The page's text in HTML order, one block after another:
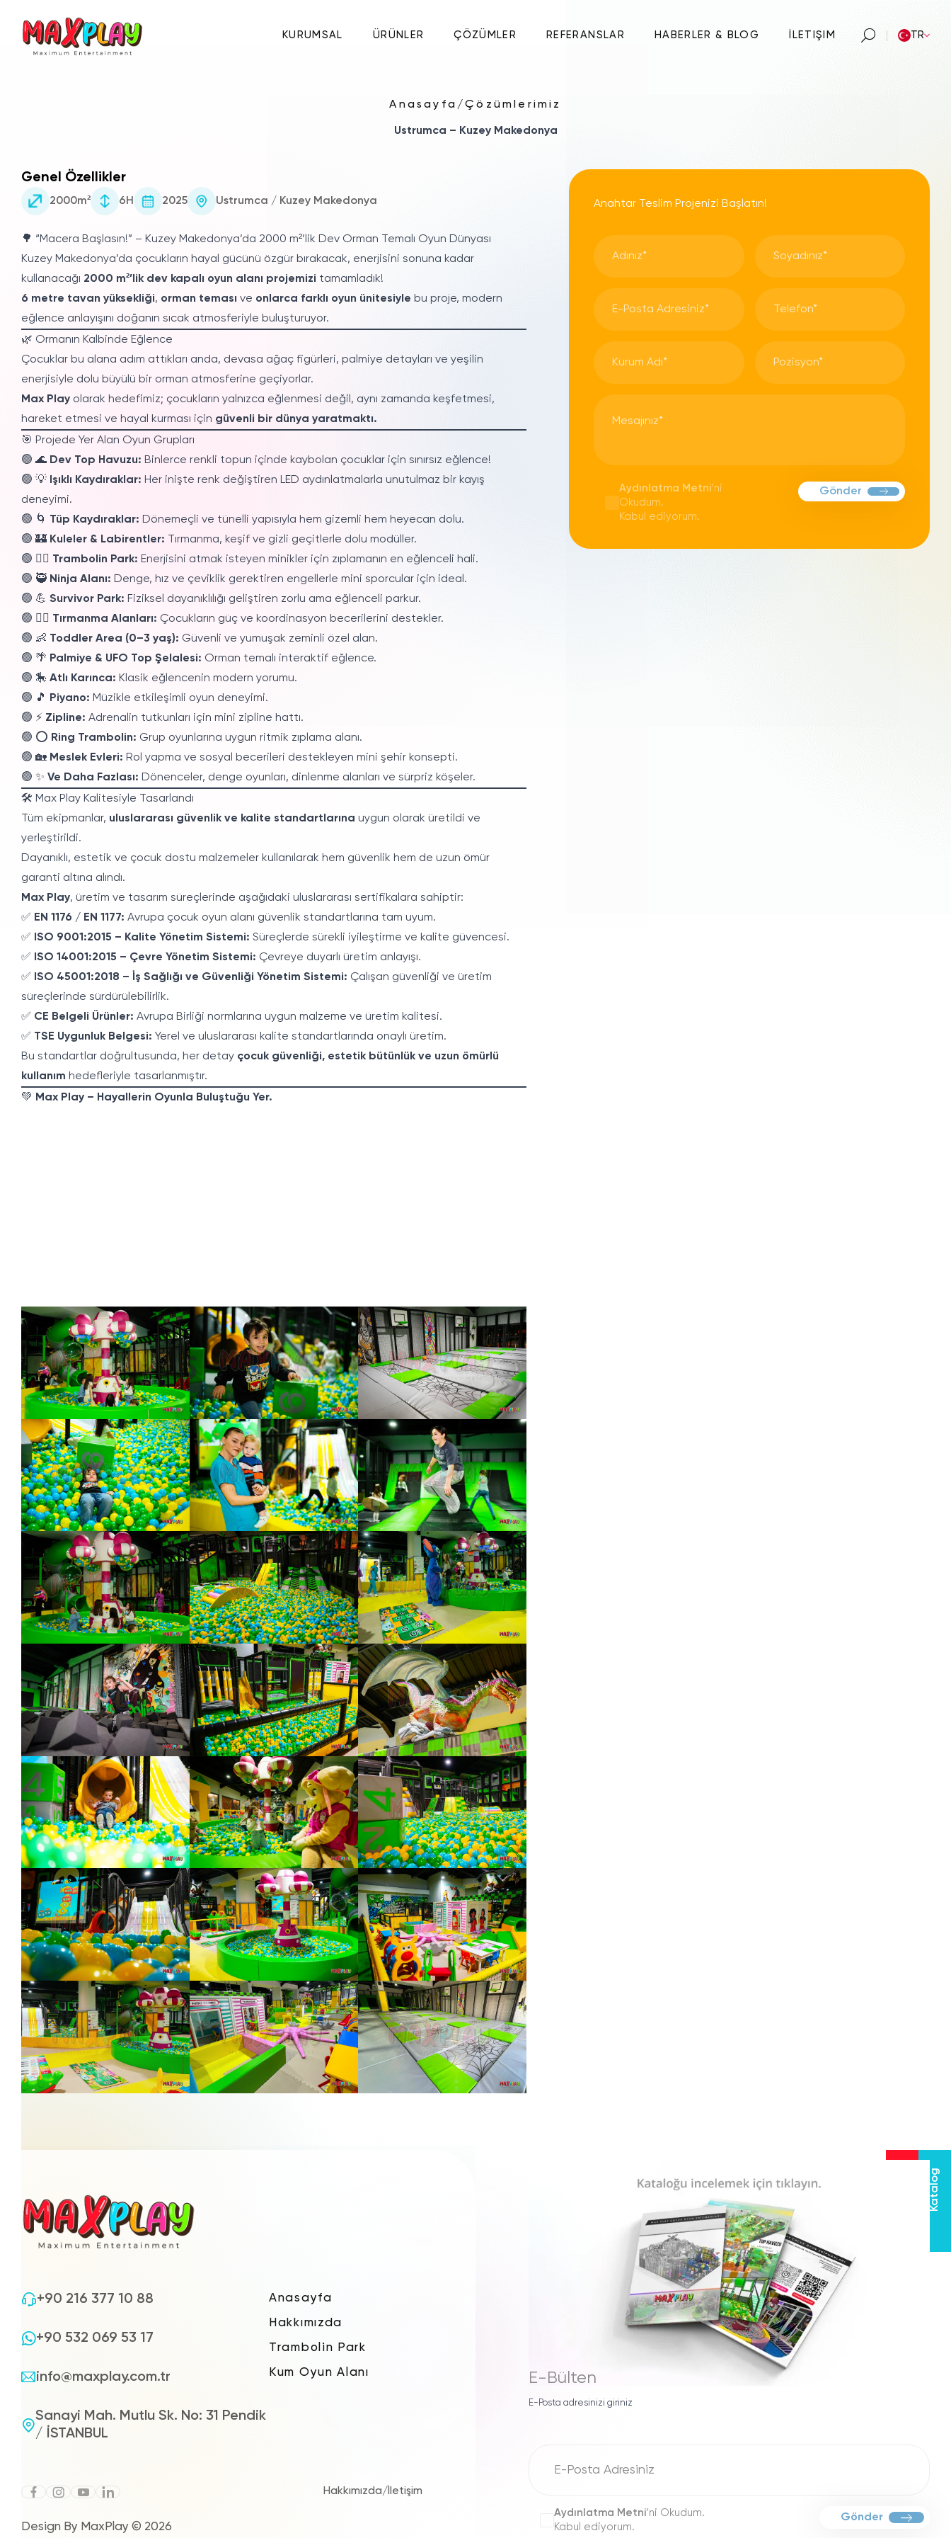
KURUMSAL
E-Katalog
ÜRÜNLER ÇÖZÜMLER REFERANSLAR HABERLER & BLOG İLETIŞIM TR
Anasayfa /Çözümlerimiz
Ustrumca – Kuzey Makedonya
Genel Özellikler
2000m² 6H 2025 Ustrumca / Kuzey Makedonya
🌳 “Macera Başlasın!” – Kuzey Makedonya’da 2000 m²’lik Dev Orman Temalı Oyun Dünyası
Kuzey Makedonya’da çocukların hayal gücünü özgür bırakacak, enerjisini sonuna kadar
kullanacağı 2000 m²’lik dev kapalı oyun alanı projemizi tamamladık!
6 metre tavan yüksekliği, orman teması ve onlarca farklı oyun ünitesiyle bu proje, modern
eğlence anlayışını doğanın sıcak atmosferiyle buluşturuyor.
🌿 Ormanın Kalbinde Eğlence
Çocuklar bu alana adım attıkları anda, devasa ağaç figürleri, palmiye detayları ve yeşilin
enerjisiyle dolu büyülü bir orman atmosferine geçiyorlar.
Max Play olarak hedefimiz; çocukların yalnızca eğlenmesi değil, aynı zamanda keşfetmesi,
hareket etmesi ve hayal kurması için güvenli bir dünya yaratmaktı.
🎯 Projede Yer Alan Oyun Grupları
🟢 🌊 Dev Top Havuzu: Binlerce renkli topun içinde kaybolan çocuklar için sınırsız eğlence!
🟢 💡 Işıklı Kaydıraklar: Her inişte renk değiştiren LED aydınlatmalarla unutulmaz bir kayış
deneyimi.
🟢 🌀 Tüp Kaydıraklar: Dönemeçli ve tünelli yapısıyla hem gizemli hem heyecan dolu.
🟢 🏰 Kuleler & Labirentler: Tırmanma, keşif ve gizli geçitlerle dolu modüller.
🟢 🤸‍♂️ Trambolin Park: Enerjisini atmak isteyen minikler için zıplamanın en eğlenceli hali.
🟢 🥷 Ninja Alanı: Denge, hız ve çeviklik gerektiren engellerle mini sporcular için ideal.
🟢 💪 Survivor Park: Fiziksel dayanıklılığı geliştiren zorlu ama eğlenceli parkur.
🟢 🧗‍♀️ Tırmanma Alanları: Çocukların güç ve koordinasyon becerilerini destekler.
🟢 👶 Toddler Area (0–3 yaş): Güvenli ve yumuşak zeminli özel alan.
🟢 🌴 Palmiye & UFO Top Şelalesi: Orman temalı interaktif eğlence.
🟢 🎠 Atlı Karınca: Klasik eğlencenin modern yorumu.
🟢 🎵
Piyano: Müzikle etkileşimli oyun deneyimi.
🟢 ⚡ Zipline: Adrenalin tutkunları için mini zipline hattı.
🟢 ⭕ Ring Trambolin: Grup oyunlarına uygun ritmik zıplama alanı.
🟢 🏡 Meslek Evleri: Rol yapma ve sosyal becerileri destekleyen mini şehir konsepti.
🟢 ✨ Ve Daha Fazlası: Dönenceler, denge oyunları, dinlenme alanları ve sürpriz köşeler.
🛠️ Max Play Kalitesiyle Tasarlandı
Tüm ekipmanlar, uluslararası güvenlik ve kalite standartlarına uygun olarak üretildi ve
yerleştirildi.
Dayanıklı, estetik ve çocuk dostu malzemeler kullanılarak hem güvenlik hem de uzun ömür
garanti altına alındı.
Max Play, üretim ve tasarım süreçlerinde aşağıdaki uluslararası sertifikalara sahiptir:
✅ EN 1176 / EN 1177: Avrupa çocuk oyun alanı güvenlik standartlarına tam uyum.
✅ ISO 9001:2015 – Kalite Yönetim Sistemi: Süreçlerde sürekli iyileştirme ve kalite güvencesi.
✅ ISO 14001:2015 – Çevre Yönetim Sistemi: Çevreye duyarlı üretim anlayışı.
✅ ISO 45001:2018 – İş Sağlığı ve Güvenliği Yönetim Sistemi: Çalışan güvenliği ve üretim
süreçlerinde sürdürülebilirlik.
✅ CE Belgeli Ürünler: Avrupa Birliği normlarına uygun malzeme ve üretim kalitesi.
✅ TSE Uygunluk Belgesi: Yerel ve uluslararası kalite standartlarında onaylı üretim.
Bu standartlar doğrultusunda, her detay çocuk güvenliği, estetik bütünlük ve uzun ömürlü
kullanım hedefleriyle tasarlanmıştır.
💚 Max Play – Hayallerin Oyunla Buluştuğu Yer.
Anahtar Teslim Projenizi Başlatın!
Aydınlatma Metni’ni
Okudum.
Kabul ediyorum.
Gönder
Katalog
+90 216 377 10 88
+90 532 069 53 17
info@maxplay.com.tr
Sanayi Mah. Mutlu Sk. No: 31 Pendik
/ İSTANBUL
Anasayfa
Hakkımızda
Trambolin Park
Kum Oyun Alanı
Design By MaxPlay © 2026
Hakkımızda/ İletişim
E-Bülten
E-Posta adresinizi giriniz
Aydınlatma Metni’ni Okudum.
Kabul ediyorum.
Gönder